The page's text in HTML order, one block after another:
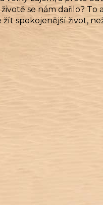
se nám dařilo?
spokojenější život,